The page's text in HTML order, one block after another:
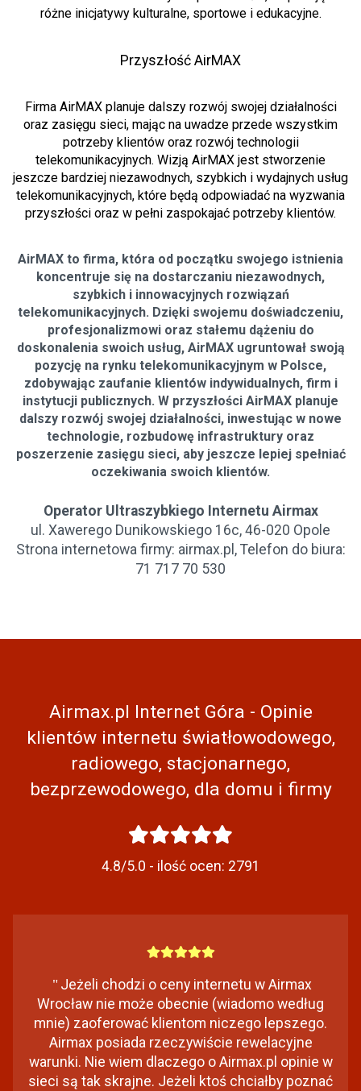
różne inicjatywy kulturalne, sportowe i edukacyjne.
Przyszłość AirMAX
Firma AirMAX planuje dalszy rozwój swojej działalności
oraz zasięgu sieci, mając na uwadze przede wszystkim
potrzeby klientów oraz rozwój technologii
telekomunikacyjnych. Wizją AirMAX jest stworzenie
jeszcze bardziej niezawodnych, szybkich i wydajnych usług
telekomunikacyjnych, które będą odpowiadać na wyzwania
przyszłości oraz w pełni zaspokajać potrzeby klientów.
AirMAX to firma, która od początku swojego istnienia
koncentruje się na dostarczaniu niezawodnych,
szybkich i innowacyjnych rozwiązań
telekomunikacyjnych. Dzięki swojemu doświadczeniu,
profesjonalizmowi oraz stałemu dążeniu do
doskonalenia swoich usług, AirMAX ugruntował swoją
pozycję na rynku telekomunikacyjnym w Polsce,
zdobywając zaufanie klientów indywidualnych, firm i
instytucji publicznych. W przyszłości AirMAX planuje
dalszy rozwój swojej działalności, inwestując w nowe
technologie, rozbudowę infrastruktury oraz
poszerzenie zasięgu sieci, aby jeszcze lepiej spełniać
oczekiwania swoich klientów.
Operator Ultraszybkiego Internetu Airmax
ul. Xawerego Dunikowskiego 16c, 46-020 Opole
Strona internetowa firmy: airmax.pl, Telefon do biura:
71 717 70 530
Airmax.pl Internet Góra - Opinie
klientów internetu światłowodowego,
radiowego, stacjonarnego,
bezprzewodowego, dla domu i firmy
4.8/5.0 - ilość ocen: 2791
" Jeżeli chodzi o ceny internetu w Airmax
Wrocław nie może obecnie (wiadomo według
mnie) zaoferować klientom niczego lepszego.
Airmax posiada rzeczywiście rewelacyjne
warunki. Nie wiem dlaczego o Airmax.pl opinie w
sieci są tak skrajne. Jeżeli ktoś chciałby poznać